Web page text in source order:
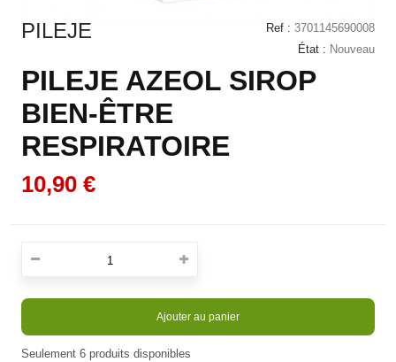
PILEJE Ref : 3701145690008
État : Nouveau
PILEJE AZEOL SIROP
BIEN-ÊTRE
RESPIRATOIRE
10,90 €
Ajouter au panier
Seulement 6 produits disponibles